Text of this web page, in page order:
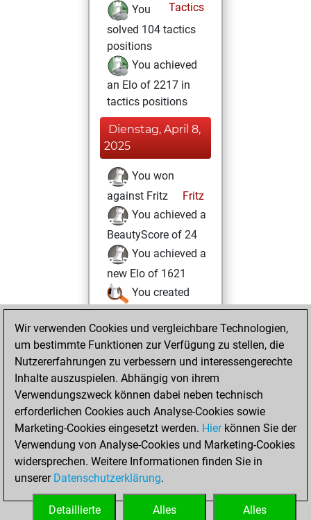
Tactics
You
solved 104 tactics
positions
You achieved
an Elo of 2217 in
tactics positions
Dienstag, April 8,
2025
You won
against Fritz
Fritz
You achieved a
BeautyScore of 24
You achieved a
new Elo of 1621
You created
your Studies account
Studies
Montag,
April 7, 2025
You created
your Fritz account
Fritz
Samstag,
April 5, 2025
You had a best
sprint of 24 positions
Wir verwenden Cookies und vergleichbare Technologien,
um bestimmte Funktionen zur Verfügung zu stellen, die
Nutzererfahrungen zu verbessern und interessengerechte
Inhalte auszuspielen. Abhängig von ihrem
Verwendungszweck können dabei neben technisch
erforderlichen Cookies auch Analyse-Cookies sowie
Marketing-Cookies eingesetzt werden. Hierkönnen Sie der
Verwendung von Analyse-Cookies und Marketing-Cookies
widersprechen. Weitere Informationen finden Sie in
unserer Datenschutzerklärung.
Alles
Alles
Detaillierte